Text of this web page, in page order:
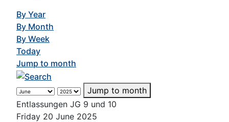
By Year
By Month
By Week
Today
Jump to month
Jump to month
Entlassungen JG 9 und 10
Friday 20 June 2025